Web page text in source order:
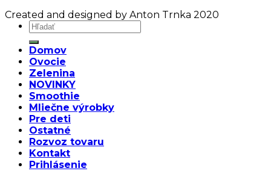
Created and designed by Anton Trnka 2020
Domov
Ovocie
Zelenina
NOVINKY
Smoothie
Mliečne výrobky
Pre deti
Ostatné
Rozvoz tovaru
Kontakt
Prihlásenie